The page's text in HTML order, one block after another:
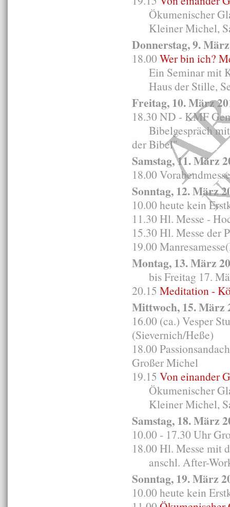
Ökumenischer
Kleiner Michel,
Donnerstag, 9.
18.00 Wer bin ich?
Ein Seminar mit
Haus der Stille,
Freitag, 10. März
18.30 ND - KMF
Bibelgespräch mit
der Bibel"
Samstag, 11. März
18.00
Sonntag, 12. März
10.00 heute kein
11.30 Hl. Messe -
15.30 Hl. Messe der
19.00
Montag, 13. März
bis Freitag 17.
20.15 Meditation -
Mittwoch, 15. März
16.00 (ca.) Vesper
(Sievernich/Heße)
18.00
Großer Michel
19.15 Von einander
Ökumenischer
Kleiner Michel,
Samstag, 18. März
10.00 - 17.30 Uhr
18.00 Hl. Messe mit
anschl. After-
Sonntag, 19. März
10.00 heute kein